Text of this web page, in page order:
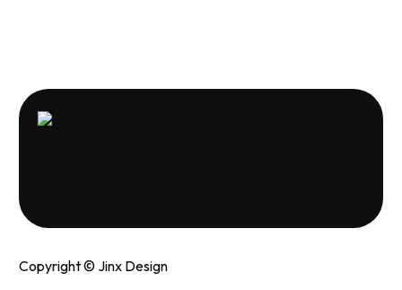
Copyright © Jinx Design